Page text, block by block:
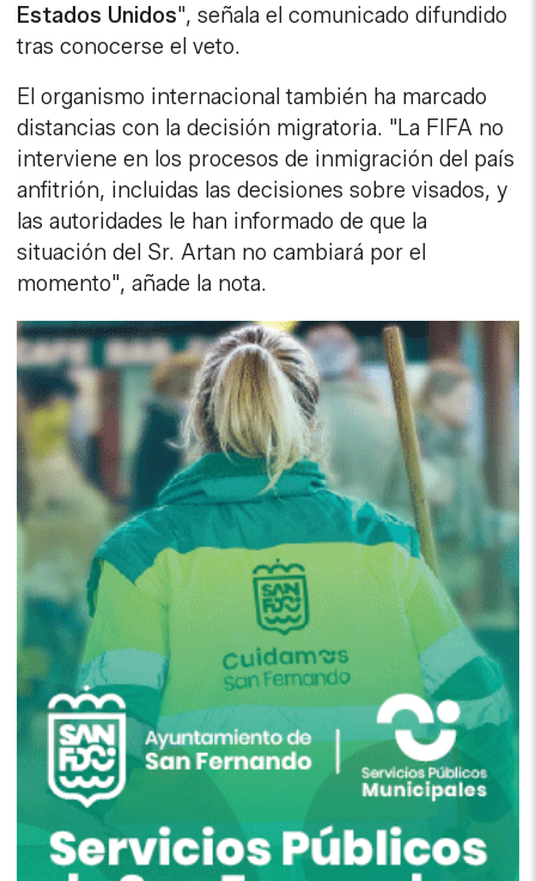
Estados Unidos", señala el comunicado difundido
tras conocerse el veto.
El organismo internacional también ha marcado
distancias con la decisión migratoria. "La FIFA no
interviene en los procesos de inmigración del país
anfitrión, incluidas las decisiones sobre visados, y
las autoridades le han informado de que la
situación del Sr. Artan no cambiará por el
momento", añade la nota.